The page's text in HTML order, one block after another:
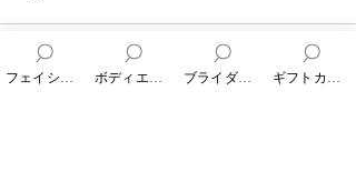
ブライダルエステ